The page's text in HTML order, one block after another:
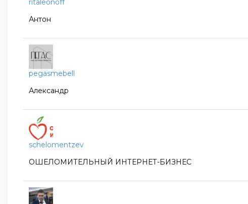
ritaleonoff
Антон
pegasmebell
Александр
schelomentzev
ОШЕЛОМИТЕЛЬНЫЙ ИНТЕРНЕТ-БИЗНЕС